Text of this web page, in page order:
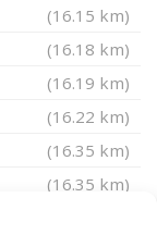
(16.15 km)
(16.18 km)
(16.19 km)
(16.22 km)
(16.35 km)
(16.35 km)